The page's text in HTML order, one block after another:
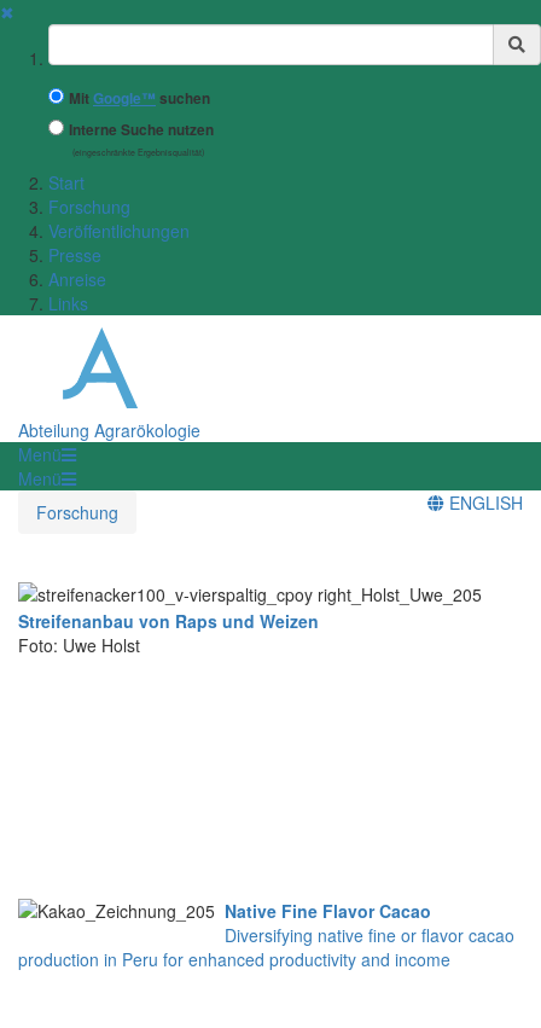
✖
Suchbegriff
MitGoogle™ suchen
Interne Suche nutzen
(eingeschränkte Ergebnisqualität)
Start
Forschung
Veröffentlichungen
Presse
Anreise
Links
Abteilung Agrarökologie
Menü
Menü
Forschung
ENGLISH
Streifenanbau von Raps und Weizen
Foto: Uwe Holst
Native Fine Flavor Cacao
Diversifying native fine or flavor cacao
production in Peru for enhanced productivity and income